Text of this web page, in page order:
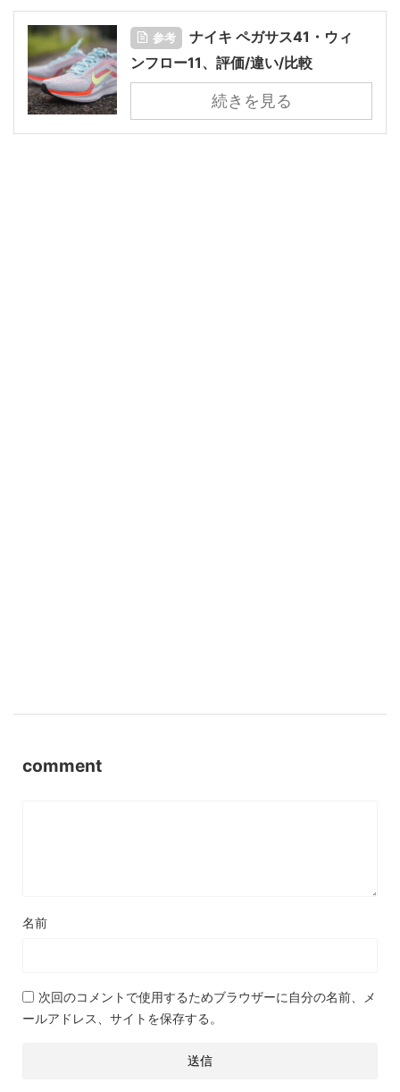
参考
ナイキ ペガサス41・ウィ
ンフロー11、評価/違い/比較
続きを見る
comment
名前
次回のコメントで使用するためブラウザーに自分の名前、メ
ールアドレス、サイトを保存する。